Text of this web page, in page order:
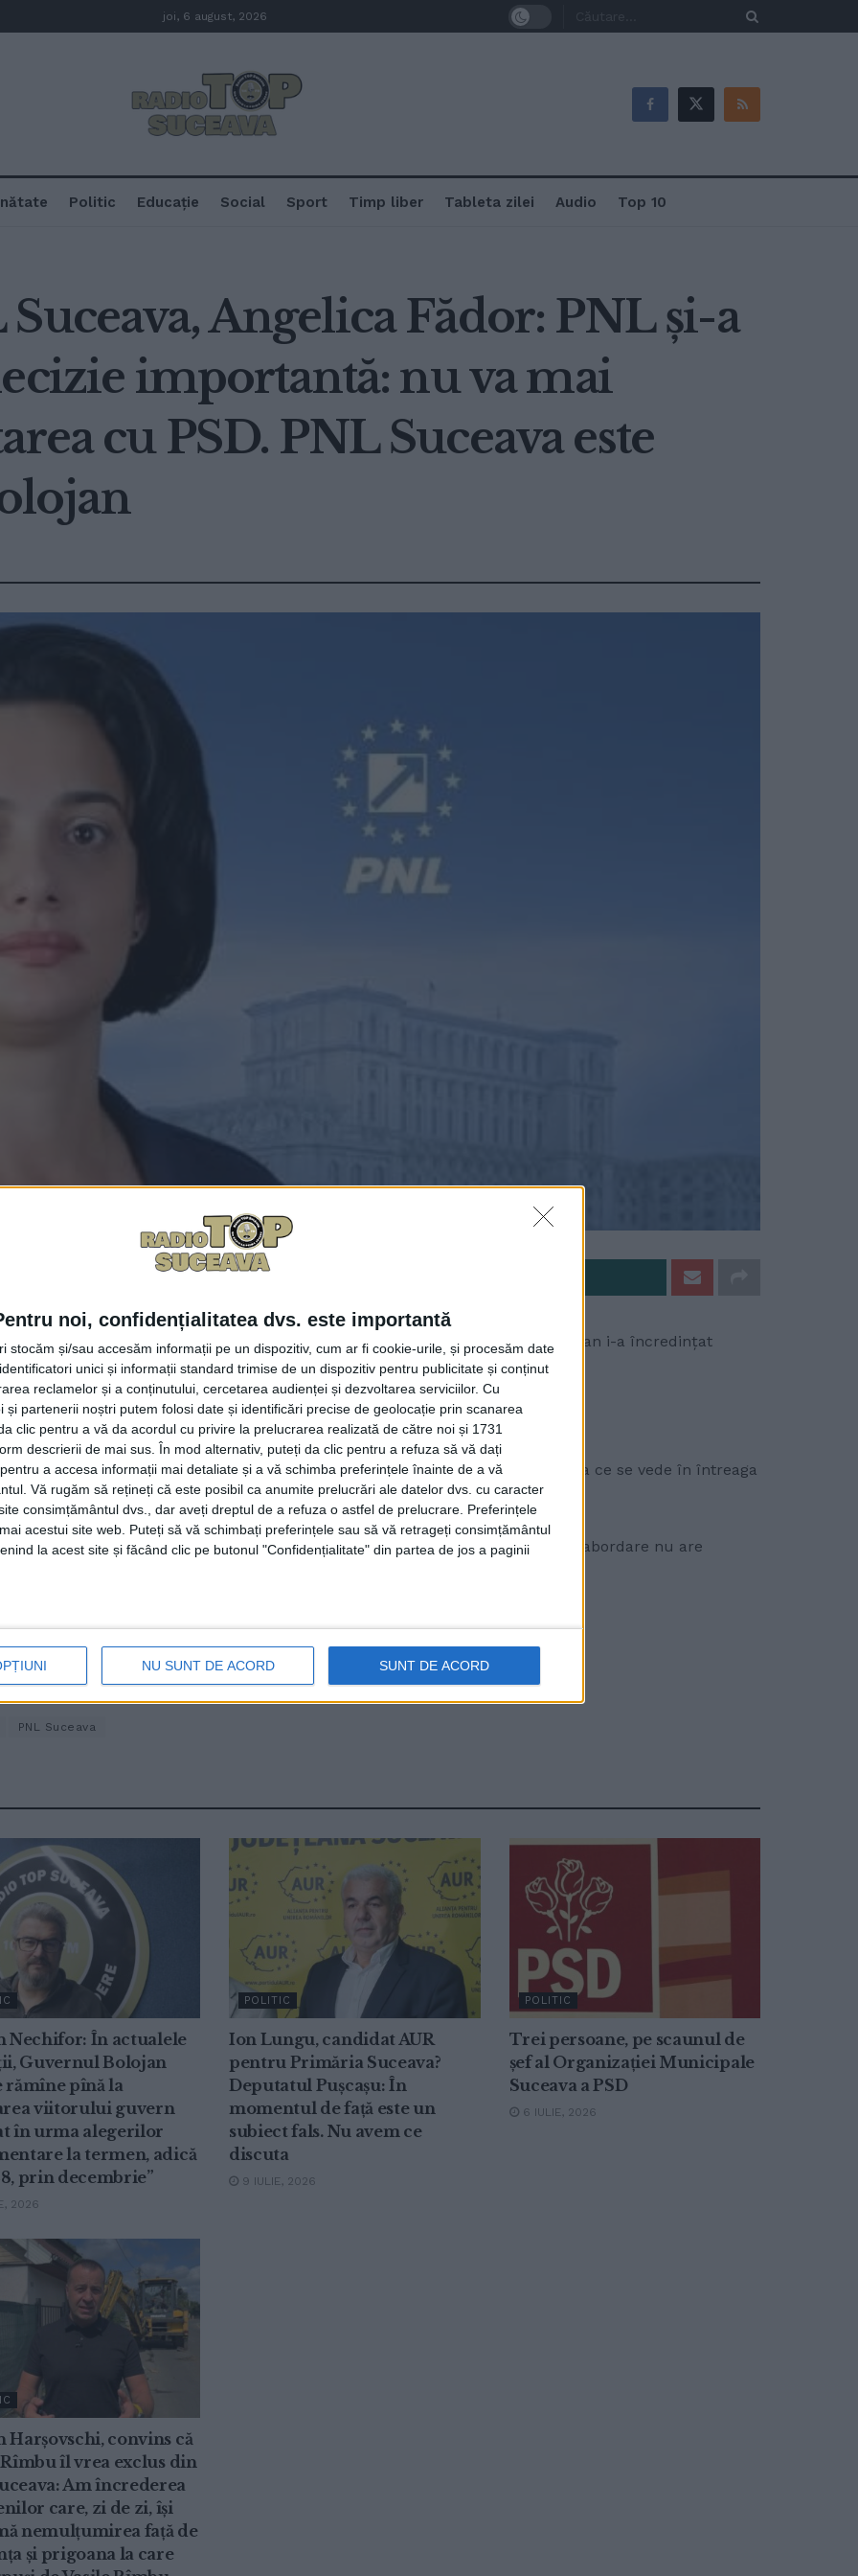
noi, confidențialitatea dvs. este importantă
stocăm și/sau accesăm informații pe un dispozitiv, cum ar fi cookie-urile, și procesăm date
unici și informații standard trimise de un dispozitiv pentru publicitate și conținut
reclamelor și a conținutului, cercetarea audienței și dezvoltarea serviciilor. Cu
și partenerii noștri putem folosi date și identificări precise de geolocație prin scanarea
clic pentru a vă da acordul cu privire la prelucrarea realizată de către noi și 1731
descrierii de mai sus. În mod alternativ, puteți da clic pentru a refuza să vă dați
a accesa informații mai detaliate și a vă schimba preferințele înainte de a vă
Vă rugăm să rețineți că este posibil ca anumite prelucrări ale datelor dvs. cu caracter
consimțământul dvs., dar aveți dreptul de a refuza o astfel de prelucrare. Preferințele
acestui site web. Puteți să vă schimbați preferințele sau să vă retrageți consimțământul
la acest site și făcând clic pe butonul "Confidențialitate" din partea de jos a paginii
NU SUNT DE ACORD SUNT DE ACORD
joi, 6 august, 2026
Politic Educație Social Sport Timp liber Tableta zilei Audio Top 10
Angelica Fădor: PNL și-a
importantă: nu va mai
cu PSD. PNL Suceava este
Fădor, își reafirmă sprijinul pentru Ilie Bolojan, în contextul în care Nicușor Dan i-a încredințat
cu colegi primari și aleși locali liberali din Suceava au confirmat ceea ce se vede în întreaga
încredere pentru a continua reformele de care România are nevoie.
nominalizare fără o consultare reală cu PNL este greu de înțeles. O astfel de abordare nu are
de care România are nevoie.
va mai continua coabitarea cu PSD.
PNL Suceava
Nechifor: În actualele
Guvernul Bolojan
rămîne pînă la
viitorului guvern
în urma alegerilor
la termen, adică
prin decembrie”
2026
POLITIC
Ion Lungu, candidat AUR
pentru Primăria Suceava?
Deputatul Pușcașu: În
momentul de față este un
subiect fals. Nu avem ce
discuta
9 IULIE, 2026
POLITIC
Trei persoane, pe scaunul de
șef al Organizației Municipale
Suceava a PSD
6 IULIE, 2026
Harșovschi, convins că
îl vrea exclus din
Am încrederea
care, zi de zi, își
nemulțumirea față de
și prigoana la care